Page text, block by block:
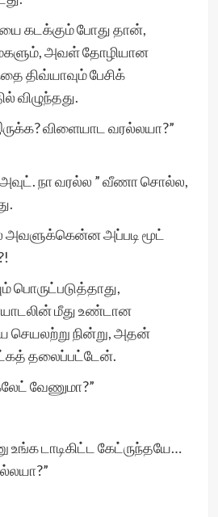
கடக்கும் போது தான்,
அவள் தோழியான
திவ்யாவும் பேசிக்
விழுந்தது.
விளையாட வரல்லயா?”
அவுட். நா வரல்ல ” வீணா சொல்ல,
அவளுக்கென்ன அப்படி மூட்
பொருட்படுத்தாது,
மீது உண்டான
செயலற்று நின்று, அதன்
தலைப்பட்டேன்.
வேணுமா?”
உங்க‌ டாடிகிட்ட கேட்ருந்தயே…